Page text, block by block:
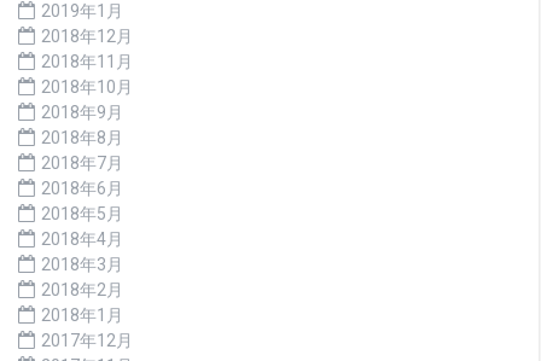
2019年1月
2018年12月
2018年11月
2018年10月
2018年9月
2018年8月
2018年7月
2018年6月
2018年5月
2018年4月
2018年3月
2018年2月
2018年1月
2017年12月